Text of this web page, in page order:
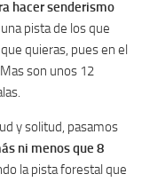
hacer senderismo
pista de los que
quieras, pues en el
son unos 12
y solitud, pasamos
ni menos que 8
la pista forestal que